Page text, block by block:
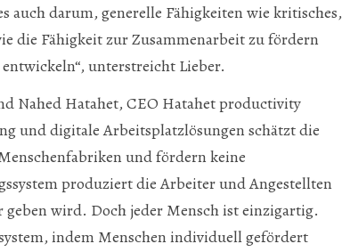
auch darum, generelle Fähigkeiten wie kritisches,
die Fähigkeit zur Zusammenarbeit zu fördern
unterstreicht Lieber.
Nahed Hatahet, CEO Hatahet productivity
und digitale Arbeitsplatzlösungen schätzt die
und fördern keine
produziert die Arbeiter und Angestellten
geben wird. Doch jeder Mensch ist einzigartig.
indem Menschen individuell gefördert